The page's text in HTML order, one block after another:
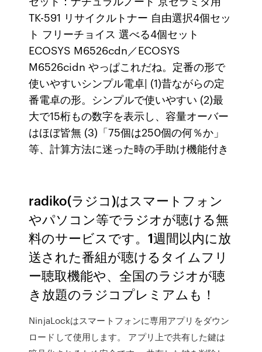
TK-591 リサイクルトナー 自由選択4個セッ
ト フリーチョイス 選べる4個セット
ECOSYS M6526cdn／ECOSYS
M6526cidn やっぱこれだね。定番の形で
使いやすいシンプル電卓| (1)昔ながらの定
番電卓の形。シンプルで使いやすい (2)最
大で15桁もの数字を表示し、容量オーバー
はほぼ皆無 (3)「75個は250個の何％か」
等、計算方法に迷った時の手助け機能付き
radiko(ラジコ)はスマートフォン
やパソコン等でラジオが聴ける無
料のサービスです。1週間以内に放
送された番組が聴けるタイムフリ
ー聴取機能や、全国のラジオが聴
き放題のラジコプレミアムも！
NinjaLockはスマートフォンに専用アプリをダウン
ロードして使用します。 アプリ上で共有した鍵は